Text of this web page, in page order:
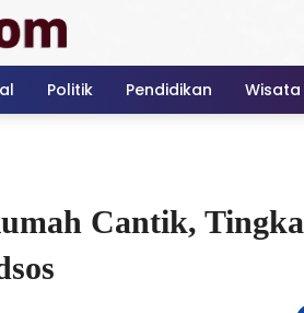
Politik Pendidikan Wisata
Cantik,